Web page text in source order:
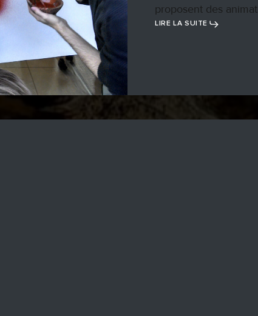
proposent des
LIRE LA SUITE